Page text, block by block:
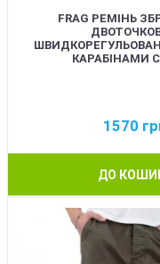
FRAG РЕМІНЬ
КАРАБІНАМИ
1570
ДО